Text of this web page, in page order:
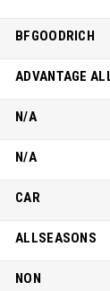
BFGOODRICH
ADVANTAGE
N/A
N/A
CAR
ALLSEASONS
NON